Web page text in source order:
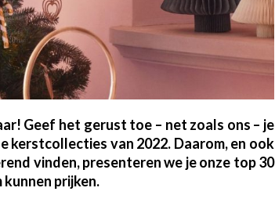
Geef het gerust toe – net zoals ons – je
kerstcollecties van 2022. Daarom, en ook
vinden, presenteren we je onze top 30
prijken.